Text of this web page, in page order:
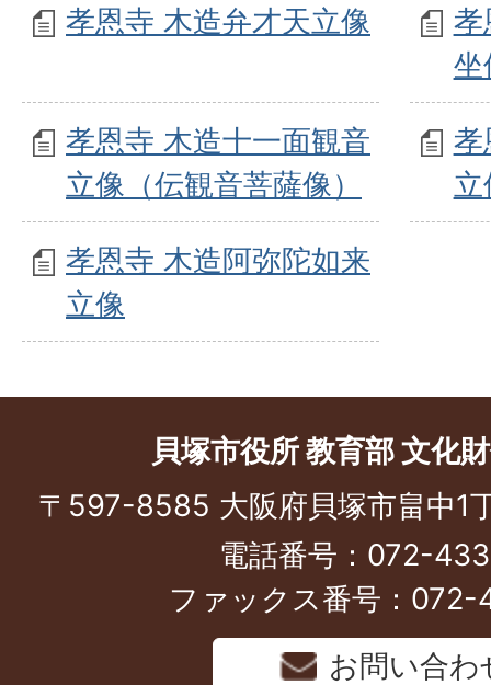
孝恩寺 木造弁才天立像
孝
坐
孝恩寺 木造十一面観音
立像（伝観音菩薩像）
孝
孝恩寺 木造阿弥陀如来
立像
貝塚市役所 教育部 文化
〒597-8585 大阪府貝塚市畠中1
電話番号：072-
ファックス番号：
お問い合わ